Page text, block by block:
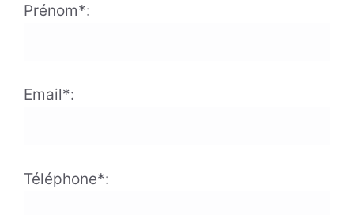
Prénom*:
Email*:
Téléphone*: